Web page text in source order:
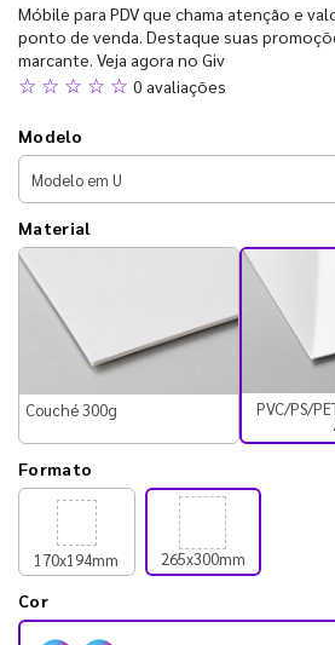
Móbile para PDV que chama atenção e
ponto de venda. Destaque suas
marcante. Veja agora no Giv
☆ ☆ ☆ ☆ ☆ 0 avaliações
Modelo
Material
Couché 300g
PVC/PS/
Formato
170x194mm 265x300mm
Cor